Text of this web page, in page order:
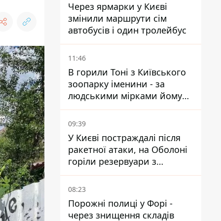
Через ярмарки у Києві
змінили маршрути сім
автобусів і один тролейбус
11:46
В горили Тоні з Київського
зоопарку іменини - за
людськими мірками йому
вже понад 90 років
09:39
У Києві постраждалі після
ракетної атаки, на Оболоні
горіли резервуари з
паливом
08:23
Порожні полиці у Форі -
через знищення складів